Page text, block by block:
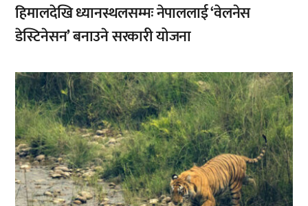
हिमालदेखि ध्यानस्थलसम्मः नेपाललाई ‘वेलनेस
डेस्टिनेसन’ बनाउने सरकारी योजना
,